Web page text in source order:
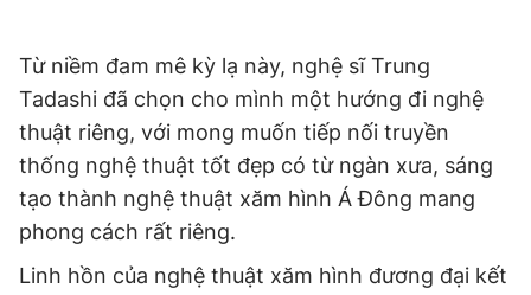
Từ niềm đam mê kỳ lạ này, nghệ sĩ Trung
Tadashi đã chọn cho mình một hướng đi nghệ
thuật riêng, với mong muốn tiếp nối truyền
thống nghệ thuật tốt đẹp có từ ngàn xưa, sáng
tạo thành nghệ thuật xăm hình Á Đông mang
phong cách rất riêng.
Linh hồn của nghệ thuật xăm hình đương đại kết